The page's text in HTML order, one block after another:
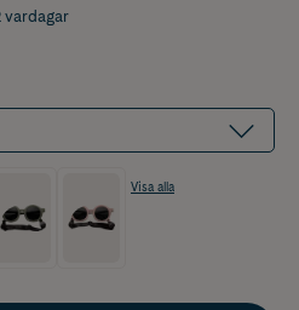
vardagar
Visa alla